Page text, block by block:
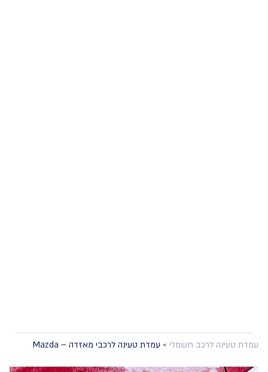
עמדת טעינה לרכב חשמלי » עמדת טעינה לרכבי מאזדה – Mazda